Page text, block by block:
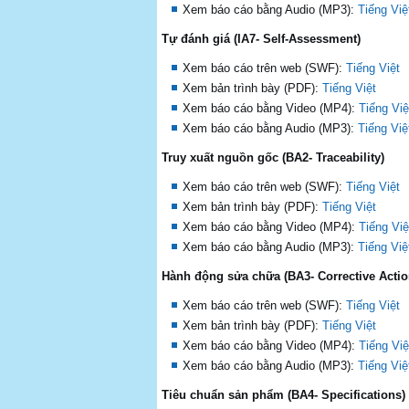
Xem báo cáo bằng Audio (MP3): Tiếng
Tự đánh giá (IA7- Self-Assessment)
Xem báo cáo trên web (SWF): Tiếng Việt
Xem bản trình bày (PDF): Tiếng Việt
Xem báo cáo bằng Video (MP4): Tiếng
Xem báo cáo bằng Audio (MP3): Tiếng
Truy xuất nguồn gốc (BA2- Traceability)
Xem báo cáo trên web (SWF): Tiếng Việt
Xem bản trình bày (PDF): Tiếng Việt
Xem báo cáo bằng Video (MP4): Tiếng
Xem báo cáo bằng Audio (MP3): Tiếng
Hành động sửa chữa (BA3- Corrective
Xem báo cáo trên web (SWF): Tiếng Việt
Xem bản trình bày (PDF): Tiếng Việt
Xem báo cáo bằng Video (MP4): Tiếng
Xem báo cáo bằng Audio (MP3): Tiếng
Tiêu chuẩn sản phẩm (BA4- Specifications)